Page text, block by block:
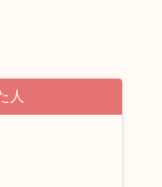
人